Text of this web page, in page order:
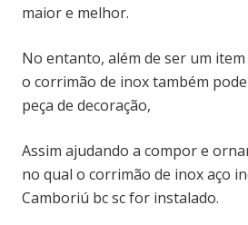
maior e melhor.
No entanto, além de ser um
o corrimão de inox também
peça de decoração,
Assim ajudando a compor e
no qual o corrimão de inox aço
Camboriú bc sc for instalado.